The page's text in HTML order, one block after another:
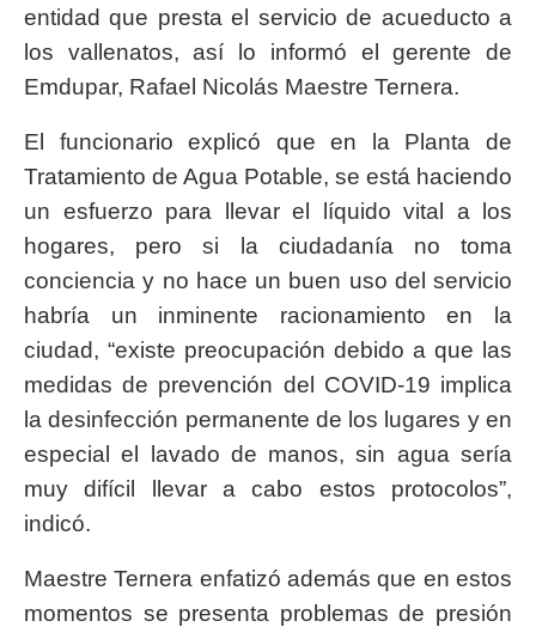
entidad que presta el servicio de acueducto a
los vallenatos, así lo informó el gerente de
Emdupar, Rafael Nicolás Maestre Ternera.
El funcionario explicó que en la Planta de
Tratamiento de Agua Potable, se está haciendo
un esfuerzo para llevar el líquido vital a los
hogares, pero si la ciudadanía no toma
conciencia y no hace un buen uso del servicio
habría un inminente racionamiento en la
ciudad, “existe preocupación debido a que las
medidas de prevención del COVID-19 implica
la desinfección permanente de los lugares y en
especial el lavado de manos, sin agua sería
muy difícil llevar a cabo estos protocolos”,
indicó.
Maestre Ternera enfatizó además que en estos
momentos se presenta problemas de presión